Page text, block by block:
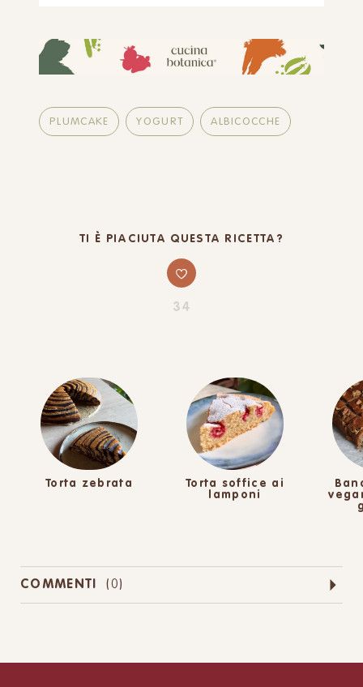
PLUMCAKE YOGURT ALBICOCCHE
TI È PIACIUTA QUESTA RICETTA?
34
Torta zebrata
Torta soffice ai
lamponi
COMMENTI (0)